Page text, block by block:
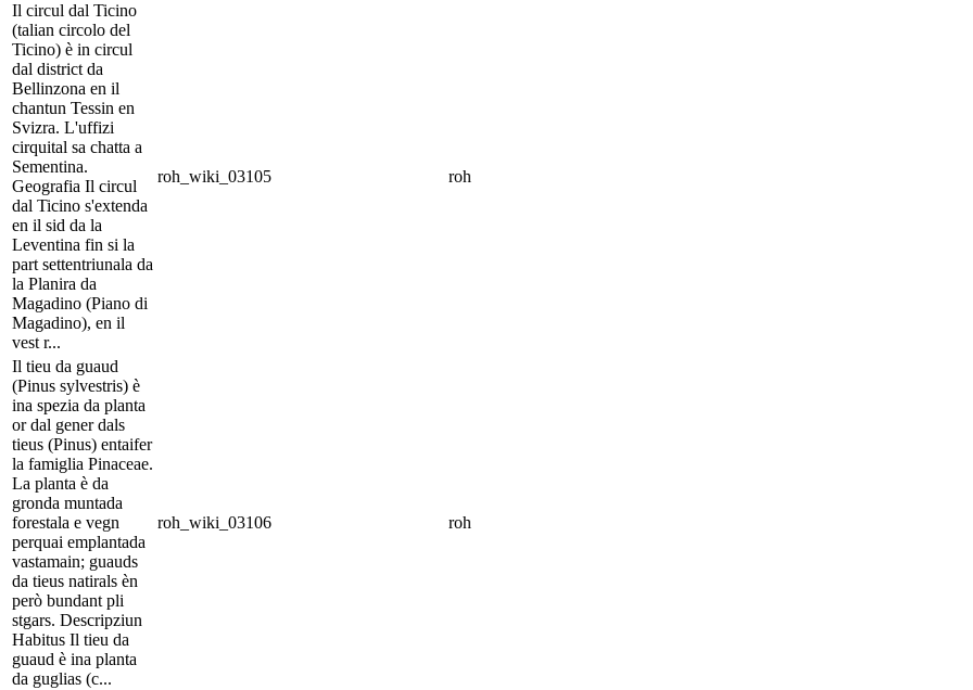
Il circul dal Ticino
(talian circolo del
Ticino) è in circul
dal district da
Bellinzona en il
chantun Tessin en
Svizra. L'uffizi
cirquital sa chatta a
Sementina.
Geografia Il circul
dal Ticino s'extenda
en il sid da la
Leventina fin si la
part settentriunala da
la Planira da
Magadino (Piano di
Magadino), en il
vest r...
roh_wiki_03105 roh
Il tieu da guaud
(Pinus sylvestris) è
ina spezia da planta
or dal gener dals
tieus (Pinus) entaifer
la famiglia Pinaceae.
La planta è da
gronda muntada
forestala e vegn
perquai emplantada
vastamain; guauds
da tieus natirals èn
però bundant pli
stgars. Descripziun
Habitus Il tieu da
guaud è ina planta
da guglias (c...
roh_wiki_03106 roh